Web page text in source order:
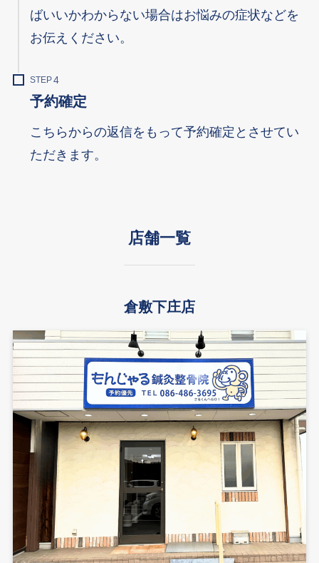
ばいいかわからない場合はお悩みの症状などを
お伝えください。
STEP
予約確定
こちらからの返信をもって予約確定とさせてい
ただきます。
店舗一覧
倉敷下庄店